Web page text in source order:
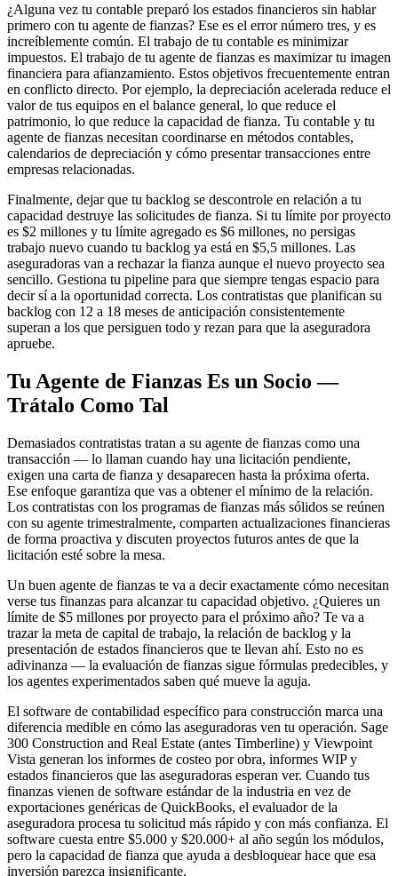
¿Alguna vez tu contable preparó los estados financieros sin hablar
primero con tu agente de fianzas? Ese es el error número tres, y es
increíblemente común. El trabajo de tu contable es minimizar
impuestos. El trabajo de tu agente de fianzas es maximizar tu imagen
financiera para afianzamiento. Estos objetivos frecuentemente entran
en conflicto directo. Por ejemplo, la depreciación acelerada reduce el
valor de tus equipos en el balance general, lo que reduce el
patrimonio, lo que reduce la capacidad de fianza. Tu contable y tu
agente de fianzas necesitan coordinarse en métodos contables,
calendarios de depreciación y cómo presentar transacciones entre
empresas relacionadas.
Finalmente, dejar que tu backlog se descontrole en relación a tu
capacidad destruye las solicitudes de fianza. Si tu límite por proyecto
es $2 millones y tu límite agregado es $6 millones, no persigas
trabajo nuevo cuando tu backlog ya está en $5,5 millones. Las
aseguradoras van a rechazar la fianza aunque el nuevo proyecto sea
sencillo. Gestiona tu pipeline para que siempre tengas espacio para
decir sí a la oportunidad correcta. Los contratistas que planifican su
backlog con 12 a 18 meses de anticipación consistentemente
superan a los que persiguen todo y rezan para que la aseguradora
apruebe.
Tu Agente de Fianzas Es un Socio —
Trátalo Como Tal
Demasiados contratistas tratan a su agente de fianzas como una
transacción — lo llaman cuando hay una licitación pendiente,
exigen una carta de fianza y desaparecen hasta la próxima oferta.
Ese enfoque garantiza que vas a obtener el mínimo de la relación.
Los contratistas con los programas de fianzas más sólidos se reúnen
con su agente trimestralmente, comparten actualizaciones financieras
de forma proactiva y discuten proyectos futuros antes de que la
licitación esté sobre la mesa.
Un buen agente de fianzas te va a decir exactamente cómo necesitan
verse tus finanzas para alcanzar tu capacidad objetivo. ¿Quieres un
límite de $5 millones por proyecto para el próximo año? Te va a
trazar la meta de capital de trabajo, la relación de backlog y la
presentación de estados financieros que te llevan ahí. Esto no es
adivinanza — la evaluación de fianzas sigue fórmulas predecibles, y
los agentes experimentados saben qué mueve la aguja.
El software de contabilidad específico para construcción marca una
diferencia medible en cómo las aseguradoras ven tu operación. Sage
300 Construction and Real Estate (antes Timberline) y Viewpoint
Vista generan los informes de costeo por obra, informes WIP y
estados financieros que las aseguradoras esperan ver. Cuando tus
finanzas vienen de software estándar de la industria en vez de
exportaciones genéricas de QuickBooks, el evaluador de la
aseguradora procesa tu solicitud más rápido y con más confianza. El
software cuesta entre $5.000 y $20.000+ al año según los módulos,
pero la capacidad de fianza que ayuda a desbloquear hace que esa
inversión parezca insignificante.